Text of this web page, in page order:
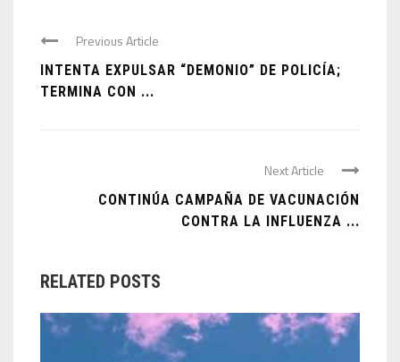
Previous Article
INTENTA EXPULSAR “DEMONIO” DE POLICÍA;
TERMINA CON ...
Next Article
CONTINÚA CAMPAÑA DE VACUNACIÓN
CONTRA LA INFLUENZA ...
RELATED POSTS